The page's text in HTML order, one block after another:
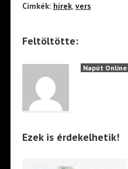
Cimkék: hírek, vers
Feltöltötte:
Napút Online
Ezek is érdekelhetik!